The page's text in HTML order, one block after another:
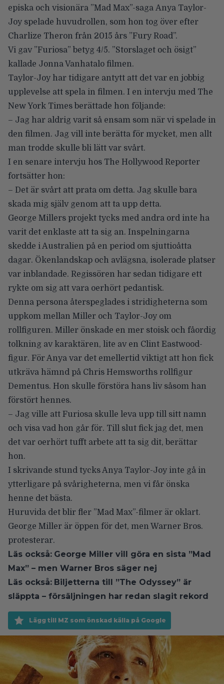
episka och visionära ”Mad Max”-saga Anya Taylor-
Joy spelade huvudrollen, som hon tog över efter
Charlize Theron från 2015 års ”Fury Road”.
Vi gav ”Furiosa” betyg 4/5. ”Storslaget och ösigt”
kallade Jonna Vanhatalo filmen.
Taylor-Joy har tidigare antytt att det var en jobbig
upplevelse att spela in filmen. I en intervju med The
New York Times berättade hon följande:
– Jag har aldrig varit så ensam som när vi spelade in
den filmen. Jag vill inte berätta för mycket, men allt
man trodde skulle bli lätt var svårt.
I en senare intervju hos The Hollywood Reporter
fortsätter hon:
– Det är svårt att prata om detta. Jag skulle bara
skada mig själv genom att ta upp detta.
George Millers projekt tycks med andra ord inte ha
varit det enklaste att ta sig an. Inspelningarna
skedde i Australien på en period om sjuttioåtta
dagar. Ökenlandskap och avlägsna, isolerade platser
var inblandade. Regissören har sedan tidigare ett
rykte om sig att vara oerhört pedantisk.
Denna persona återspeglades i stridigheterna som
uppkom mellan Miller och Taylor-Joy om
rollfiguren. Miller önskade en mer stoisk och fåordig
tolkning av karaktären, lite av en Clint Eastwood-
figur. För Anya var det emellertid viktigt att hon fick
utkräva hämnd på Chris Hemsworths rollfigur
Dementus. Hon skulle förstöra hans liv såsom han
förstört hennes.
– Jag ville att Furiosa skulle leva upp till sitt namn
och visa vad hon går för. Till slut fick jag det, men
det var oerhört tufft arbete att ta sig dit, berättar
hon.
I skrivande stund tycks Anya Taylor-Joy inte gå in
ytterligare på svårigheterna, men vi får önska
henne det bästa.
Huruvida det blir fler ”Mad Max”-filmer är oklart.
George Miller är öppen för det, men Warner Bros.
protesterar.
Läs också: George Miller vill göra en sista ”Mad
Max” – men Warner Bros säger nej
Läs också: Biljetterna till ”The Odyssey” är
släppta – försäljningen har redan slagit rekord
Lägg till MZ som önskad källa på Google